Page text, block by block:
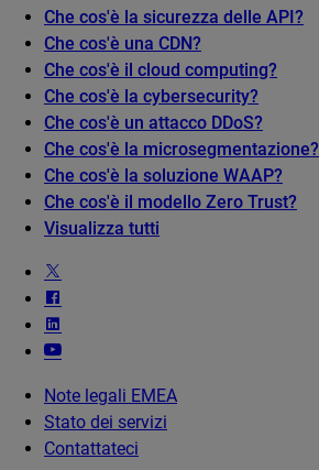
Che cos'è la sicurezza delle API?
Che cos'è una CDN?
Che cos'è il cloud computing?
Che cos'è la cybersecurity?
Che cos'è un attacco DDoS?
Che cos'è la microsegmentazione?
Che cos'è la soluzione WAAP?
Che cos'è il modello Zero Trust?
Visualizza tutti
Note legali EMEA
Stato dei servizi
Contattateci